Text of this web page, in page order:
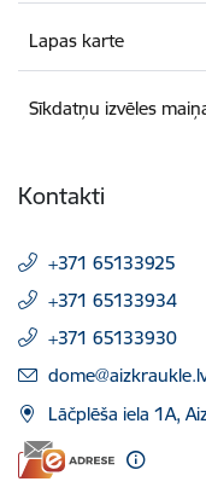
Lapas karte
Sīkdatņu izvēles
Kontakti
+371 65133925
+371 65133934
+371 65133930
E-pasts:
Lāčplēša iela 1A,